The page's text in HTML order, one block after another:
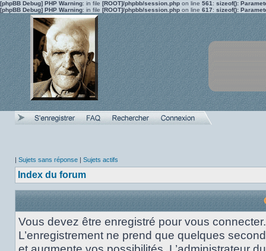
[phpBB Debug] PHP Warning: in file [ROOT]/phpbb/session.php on line 561 : sizeof():
[phpBB Debug] PHP Warning: in file [ROOT]/phpbb/session.php on line 617: sizeof():
| Sujets sans réponse | Sujets actifs
Index du forum
Vous devez être enregistré pour vous connecter.
L’enregistrement ne prend que quelques